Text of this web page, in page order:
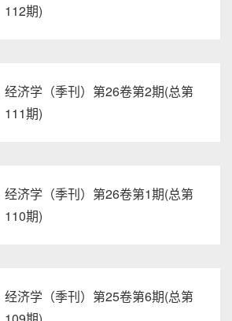
112期)
经济学（季刊）第26卷第2期(总第
111期)
经济学（季刊）第26卷第1期(总第
110期)
经济学（季刊）第25卷第6期(总第